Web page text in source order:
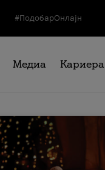
#ПодобарОнлајн
Медиа Кариера